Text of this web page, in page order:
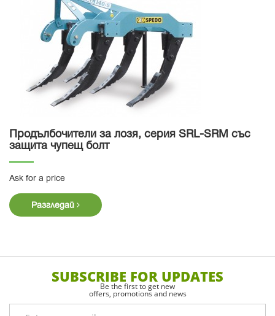
Продълбочители за лозя, серия SRL-SRM със
защита чупещ болт
Ask for a price
Разгледай
SUBSCRIBE FOR UPDATES
Be the first to get new
offers, promotions and news